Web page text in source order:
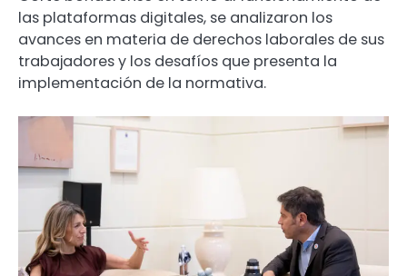
las plataformas digitales, se analizaron los
avances en materia de derechos laborales de sus
trabajadores y los desafíos que presenta la
implementación de la normativa.